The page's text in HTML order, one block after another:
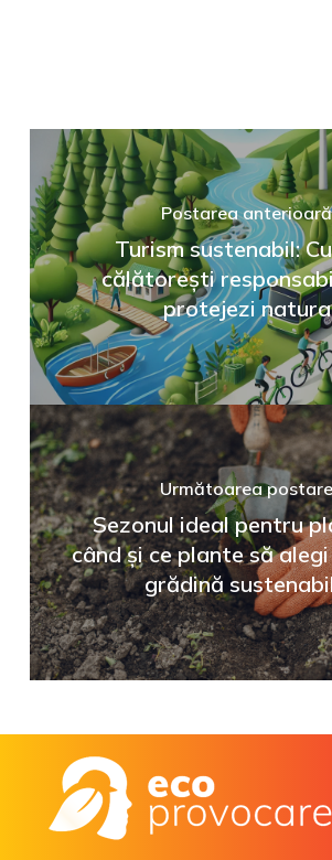
Postarea anterioară
Turism sustenabil:
călătorești
protejezi natura
Următoarea postare
Sezonul ideal pentru
când și ce plante să
grădină